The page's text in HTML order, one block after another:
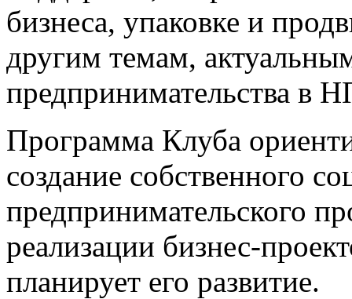
бизнеса, упаковке и
другим темам,
предпринимательства в
Программа Клуба
создание собственного
предпринимательского
реализации бизнес-
планирует его развитие.